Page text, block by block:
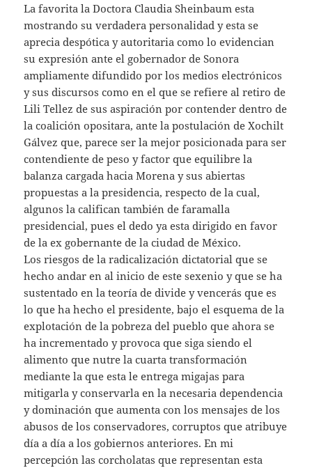
La favorita la Doctora Claudia Sheinbaum esta
mostrando su verdadera personalidad y esta se
aprecia despótica y autoritaria como lo evidencian
su expresión ante el gobernador de Sonora
ampliamente difundido por los medios electrónicos
y sus discursos como en el que se refiere al retiro de
Lili Tellez de sus aspiración por contender dentro de
la coalición opositara, ante la postulación de Xochilt
Gálvez que, parece ser la mejor posicionada para ser
contendiente de peso y factor que equilibre la
balanza cargada hacia Morena y sus abiertas
propuestas a la presidencia, respecto de la cual,
algunos la califican también de faramalla
presidencial, pues el dedo ya esta dirigido en favor
de la ex gobernante de la ciudad de México.
Los riesgos de la radicalización dictatorial que se
hecho andar en al inicio de este sexenio y que se ha
sustentado en la teoría de divide y vencerás que es
lo que ha hecho el presidente, bajo el esquema de la
explotación de la pobreza del pueblo que ahora se
ha incrementado y provoca que siga siendo el
alimento que nutre la cuarta transformación
mediante la que esta le entrega migajas para
mitigarla y conservarla en la necesaria dependencia
y dominación que aumenta con los mensajes de los
abusos de los conservadores, corruptos que atribuye
día a día a los gobiernos anteriores. En mi
percepción las corcholatas que representan esta